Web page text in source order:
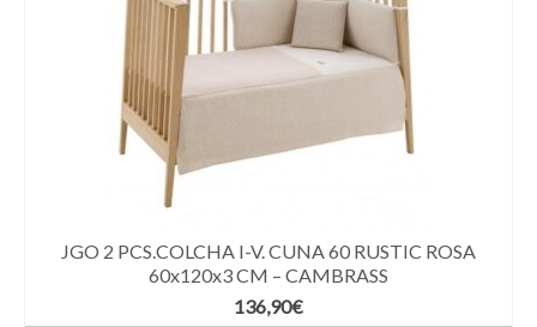
JGO 2 PCS.COLCHA I-V. CUNA 60 RUSTIC ROSA
60x120x3 CM – CAMBRASS
136,90€